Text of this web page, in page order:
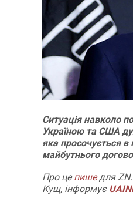
Ситуація навколо
Україною та США
яка просочується
майбутнього
Про цепишедля
Кущ, інформує